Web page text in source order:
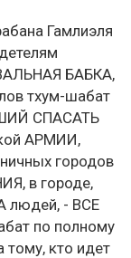
Гамлиэля
БАБКА,
тхум-шабат
СПАСАТЬ
АРМИИ,
городов
в городе,
людей, - ВСЕ
по полному
тому, кто идет